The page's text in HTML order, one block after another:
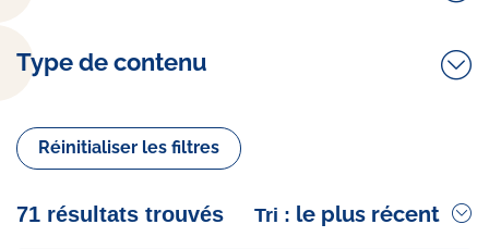
Type de contenu
Réinitialiser les filtres
71 résultats trouvés Tri : le plus récent